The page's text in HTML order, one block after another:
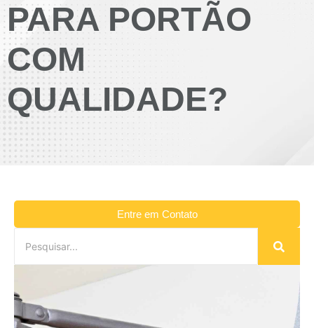
PARA PORTÃO
COM
QUALIDADE?
Entre em Contato